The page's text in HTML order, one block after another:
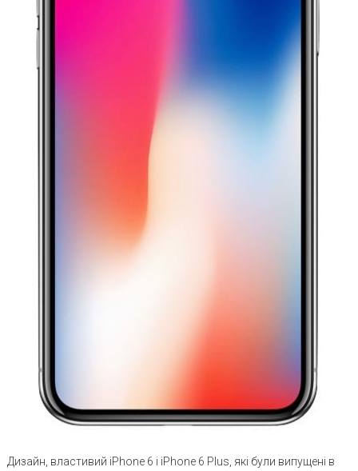
Дизайн, властивий iPhone 6 і iPhone 6 Plus, які були випущені в